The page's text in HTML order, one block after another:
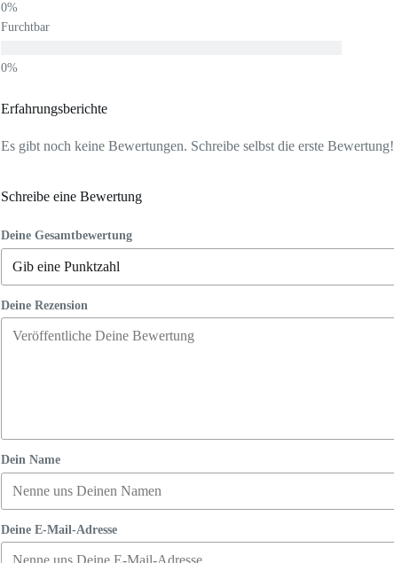
Furchtbar
Erfahrungsberichte
Es gibt noch keine Bewertungen. Schreibe selbst die erste Bewertung!
Schreibe eine Bewertung
Deine Gesamtbewertung
Deine Rezension
Dein Name
Deine E-Mail-Adresse